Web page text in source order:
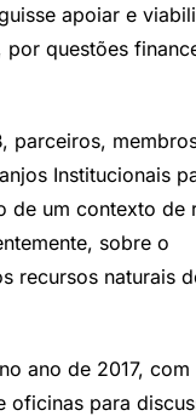
apoiar e
questões
parceiros,
Institucionais
de um contexto de
sobre o
recursos naturais
ano de 2017, com
oficinas para